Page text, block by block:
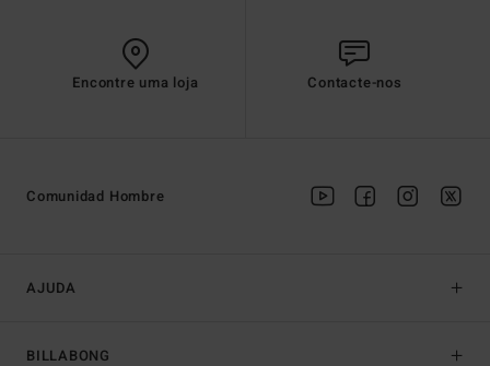
Encontre uma loja Contacte-nos
AJUDA
BILLABONG
Comunidad Hombre